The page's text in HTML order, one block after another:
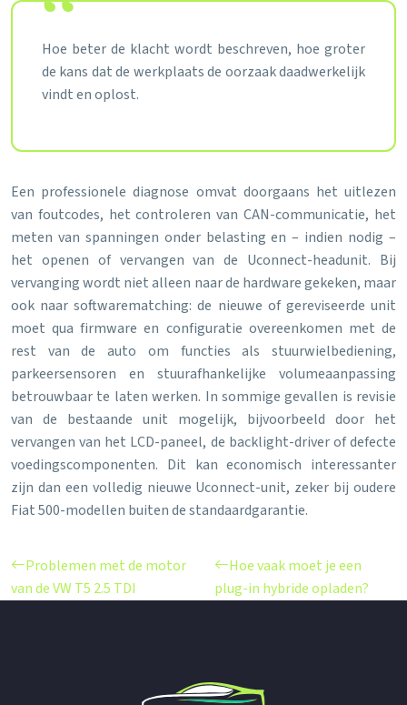
Hoe beter de klacht wordt beschreven, hoe groter
de kans dat de werkplaats de oorzaak daadwerkelijk
vindt en oplost.
Een professionele diagnose omvat doorgaans het uitlezen
van foutcodes, het controleren van CAN-communicatie, het
meten van spanningen onder belasting en – indien nodig –
het openen of vervangen van de Uconnect-headunit. Bij
vervanging wordt niet alleen naar de hardware gekeken, maar
ook naar softwarematching: de nieuwe of gereviseerde unit
moet qua firmware en configuratie overeenkomen met de
rest van de auto om functies als stuurwielbediening,
parkeersensoren en stuurafhankelijke volumeaanpassing
betrouwbaar te laten werken. In sommige gevallen is revisie
van de bestaande unit mogelijk, bijvoorbeeld door het
vervangen van het LCD-paneel, de backlight-driver of defecte
voedingscomponenten. Dit kan economisch interessanter
zijn dan een volledig nieuwe Uconnect-unit, zeker bij oudere
Fiat 500-modellen buiten de standaardgarantie.
Problemen met de motor
van de VW T5 2.5 TDI
Hoe vaak moet je een
plug-in hybride opladen?